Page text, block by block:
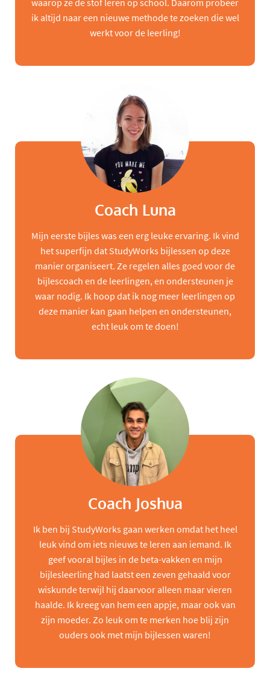
waarop ze de stof leren op school. Daarom probeer
ik altijd naar een nieuwe methode te zoeken die wel
werkt voor de leerling!
Coach Luna
Mijn eerste bijles was een erg leuke ervaring. Ik vind
het superfijn dat StudyWorks bijlessen op deze
manier organiseert. Ze regelen alles goed voor de
bijlescoach en de leerlingen, en ondersteunen je
waar nodig. Ik hoop dat ik nog meer leerlingen op
deze manier kan gaan helpen en ondersteunen,
echt leuk om te doen!
Coach Joshua
Ik ben bij StudyWorks gaan werken omdat het heel
leuk vind om iets nieuws te leren aan iemand. Ik
geef vooral bijles in de beta-vakken en mijn
bijlesleerling had laatst een zeven gehaald voor
wiskunde terwijl hij daarvoor alleen maar vieren
haalde. Ik kreeg van hem een appje, maar ook van
zijn moeder. Zo leuk om te merken hoe blij zijn
ouders ook met mijn bijlessen waren!